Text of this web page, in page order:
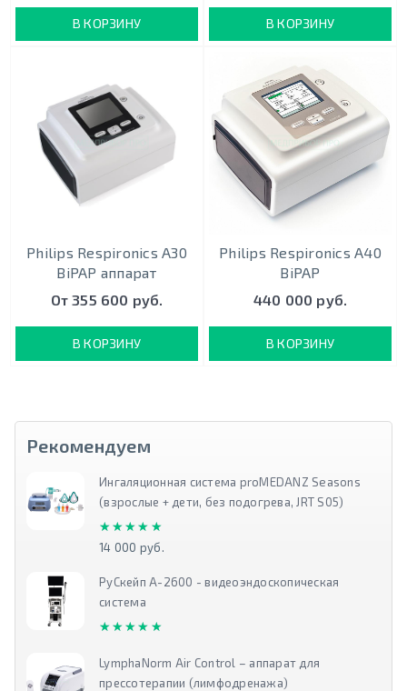
В КОРЗИНУ В КОРЗИНУ
Philips Respironics A30
BiPAP аппарат
От 355 600 руб.
В КОРЗИНУ
Philips Respironics A40
BiPAP
440 000 руб.
В КОРЗИНУ
Рекомендуем
Ингаляционная система proMEDANZ Seasons
(взрослые + дети, без подогрева, JRT S05)
★★★★★
★★★★★
14 000 руб.
РуСкейп А-2600 - видеоэндоскопическая
система
★★★★★
★★★★★
LymphaNorm Air Control – аппарат для
прессотерапии (лимфодренажа)